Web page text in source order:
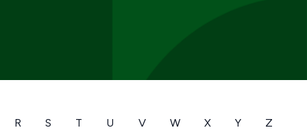
R S T U V W X Y Z